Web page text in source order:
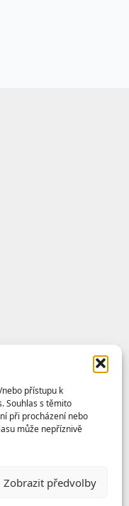
přístupu k
Souhlas s těmito
při procházení nebo
může nepříznivě
Zobrazit předvolby